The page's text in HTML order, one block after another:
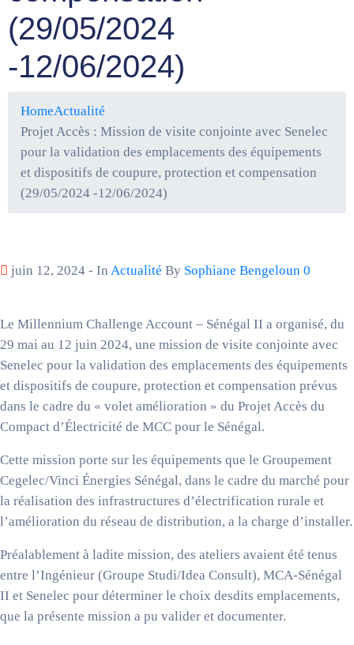
(29/05/2024
-12/06/2024)
HomeActualité
Projet Accès : Mission de visite conjointe avec Senelec
pour la validation des emplacements des équipements
et dispositifs de coupure, protection et compensation
(29/05/2024 -12/06/2024)
juin 12, 2024 - In Actualité By Sophiane Bengeloun 0
Le Millennium Challenge Account – Sénégal II a organisé, du
29 mai au 12 juin 2024, une mission de visite conjointe avec
Senelec pour la validation des emplacements des équipements
et dispositifs de coupure, protection et compensation prévus
dans le cadre du « volet amélioration » du Projet Accès du
Compact d’Électricité de MCC pour le Sénégal.
Cette mission porte sur les équipements que le Groupement
Cegelec/Vinci Énergies Sénégal, dans le cadre du marché pour
la réalisation des infrastructures d’électrification rurale et
l’amélioration du réseau de distribution, a la charge d’installer.
Préalablement à ladite mission, des ateliers avaient été tenus
entre l’Ingénieur (Groupe Studi/Idea Consult), MCA-Sénégal
II et Senelec pour déterminer le choix desdits emplacements,
que la présente mission a pu valider et documenter.